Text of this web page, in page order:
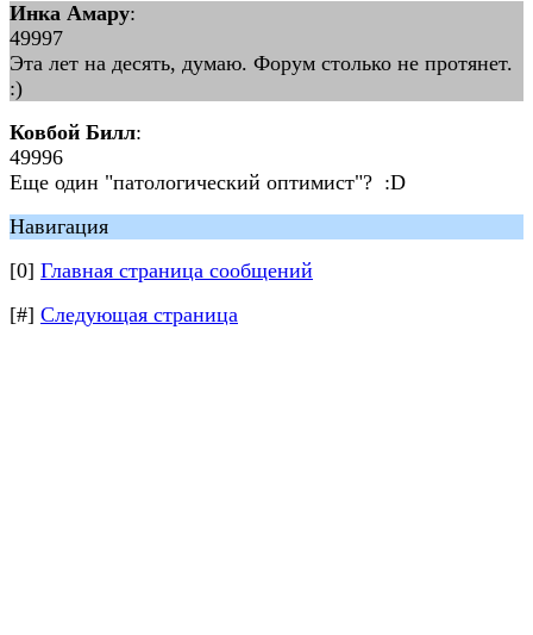
Инка Амару:
49997
Эта лет на десять, думаю. Форум столько не протянет.
:)
Ковбой Билл:
49996
Еще один "патологический оптимист"? :D
Навигация
[0] Главная страница сообщений
[#] Следующая страница